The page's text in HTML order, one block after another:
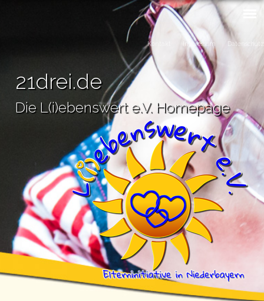
Kontakt Impressum Datenschutz
21drei.de
Die L(i)ebenswert e.V. Homepage